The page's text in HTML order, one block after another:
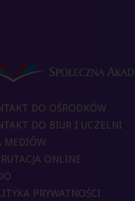
DO OŚRODKÓW
DO BIUR I UCZELNI
MEDIÓW
ONLINE
PRYWATNOŚCI